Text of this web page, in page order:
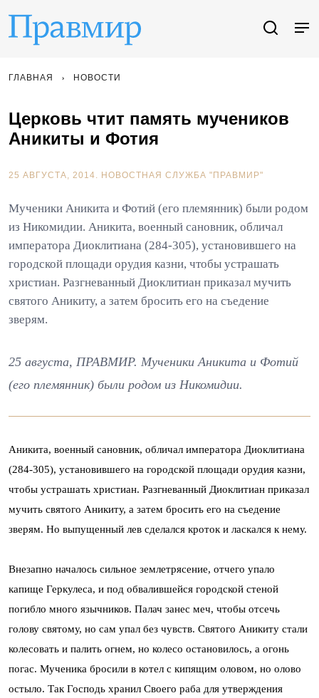
ГЛАВНАЯ НОВОСТИ
Церковь чтит память мучеников
Аникиты и Фотия
25 АВГУСТА, 2014. НОВОСТНАЯ СЛУЖБА "ПРАВМИР"
Мученики Аникита и Фотий (его племянник) были родом
из Никомидии. Аникита, военный сановник, обличал
императора Диоклитиана (284-305), установившего на
городской площади орудия казни, чтобы устрашать
христиан. Разгневанный Диоклитиан приказал мучить
святого Аникиту, а затем бросить его на съедение
зверям.
25 августа, ПРАВМИР. Мученики Аникита и Фотий
(его племянник) были родом из Никомидии.
Аникита, военный сановник, обличал императора Диоклитиана
(284-305), установившего на городской площади орудия казни,
чтобы устрашать христиан. Разгневанный Диоклитиан приказал
мучить святого Аникиту, а затем бросить его на съедение
зверям. Но выпущенный лев сделался кроток и ласкался к нему.
Внезапно началось сильное землетрясение, отчего упало
капище Геркулеса, и под обвалившейся городской стеной
погибло много язычников. Палач занес меч, чтобы отсечь
голову святому, но сам упал без чувств. Святого Аникиту стали
колесовать и палить огнем, но колесо остановилось, а огонь
погас. Мученика бросили в котел с кипящим оловом, но олово
остыло. Так Господь хранил Своего раба для утверждения